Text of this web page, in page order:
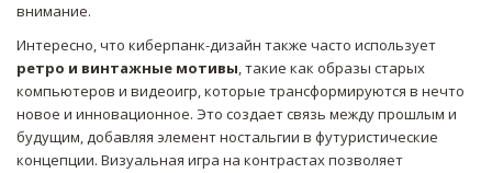
внимание.
Интересно, что киберпанк-дизайн также часто использует
ретро и винтажные мотивы, такие как образы старых
компьютеров и видеоигр, которые трансформируются в нечто
новое и инновационное. Это создает связь между прошлым и
будущим, добавляя элемент ностальгии в футуристические
концепции. Визуальная игра на контрастах позволяет